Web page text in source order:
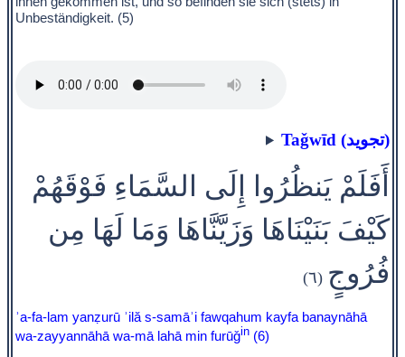
Unbeständigkeit. (5)
Taǧwīd (تجويد)
أَفَلَمْ يَنظُرُوا إِلَى السَّمَاءِ فَوْقَهُمْ
كَيْفَ بَنَيْنَاهَا وَزَيَّنَّاهَا وَمَا لَهَا مِن
فُرُوجٍ (٦)
ʾa-fa-lam yanẓurū ʾilă s-samāʾi fawqahum kayfa banaynāhā
wa-zayyannāhā wa-mā lahā min furūǧin (6)